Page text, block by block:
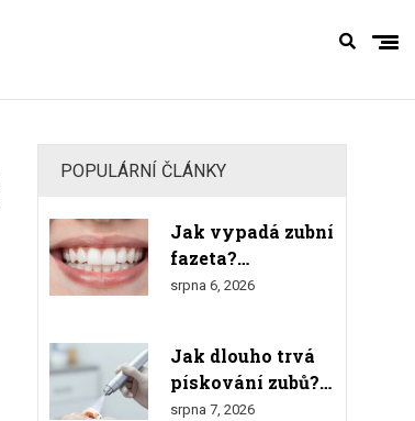
POPULÁRNÍ ČLÁNKY
Jak vypadá zubní
fazeta?
Kompletní
materiály a
výsledkem
srpna 6, 2026
Jak dlouho trvá
pískování zubů?
Čas, proces a co
srpna 7, 2026